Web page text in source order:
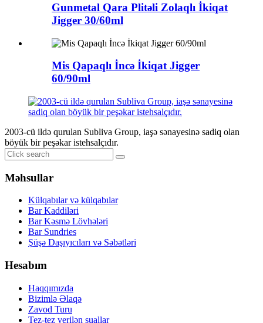
Gunmetal Qara Plitəli Zolaqlı İkiqat
Jigger 30/60ml
Mis Qapaqlı İncə İkiqat Jigger
60/90ml
2003-cü ildə qurulan Subliva Group, iaşə sənayesinə sadiq olan
böyük bir peşəkar istehsalçıdır.
Məhsullar
Külqabılar və külqabılar
Bar Kaddiləri
Bar Kəsmə Lövhələri
Bar Sundries
Şüşə Daşıyıcıları və Səbətləri
Hesabım
Haqqımızda
Bizimlə Əlaqə
Zavod Turu
Tez-tez verilən suallar